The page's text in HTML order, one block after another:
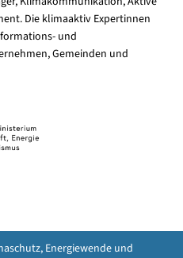
Die klimaaktiv Expertinnen
und
Gemeinden und
Energiewende und